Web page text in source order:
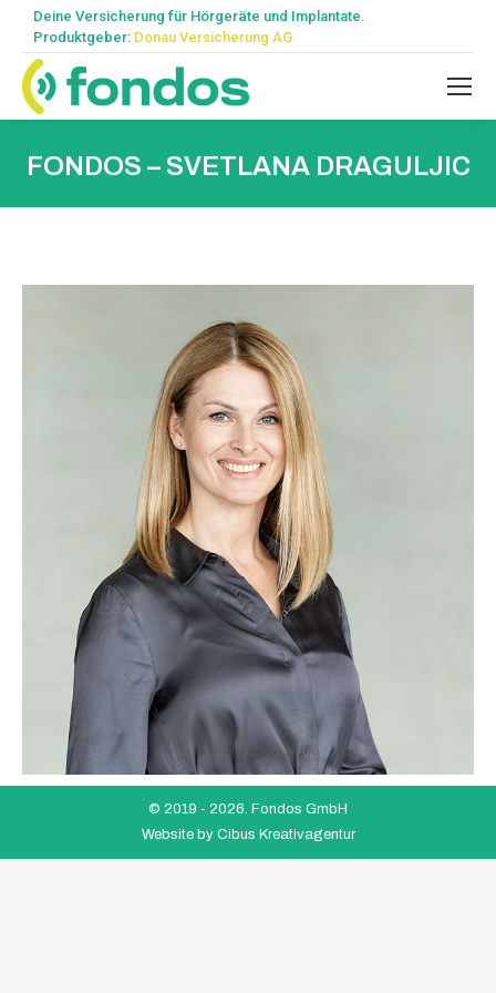
Deine Versicherung für Hörgeräte und Implantate.
Produktgeber: Donau Versicherung AG
FONDOS – SVETLANA DRAGULJIC
© 2019 - 2026. Fondos GmbH
Website by Cibus Kreativagentur